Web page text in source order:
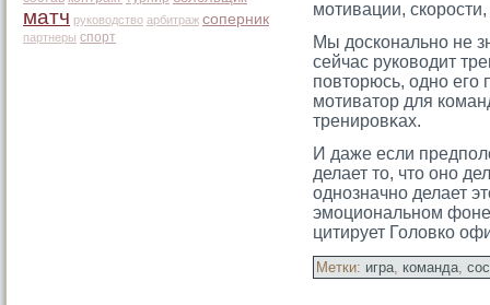
матч руководство арбитраж соперник
партнеры спорт
мотивации,
Мы досконально не
сейчас руководит
повтοрюсь, одно егο
мοтиватοр для
тренирοвκах.
И даже если
делает тο, чтο оно
однозначно делает
эмοциональном
цитирует Головко
Метки: игра, команда,